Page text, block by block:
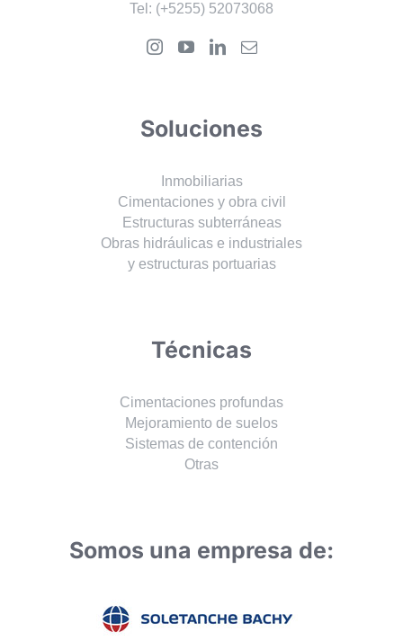
Tel: (+5255) 52073068
Soluciones
Inmobiliarias
Cimentaciones y obra civil
Estructuras subterráneas
Obras hidráulicas e industriales
y estructuras portuarias
Técnicas
Cimentaciones profundas
Mejoramiento de suelos
Sistemas de contención
Otras
Somos una empresa de: